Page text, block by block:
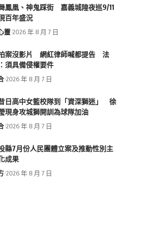
鳳凰、神鬼踩街 嘉義城隍夜巡9/11
百年盛況
靈 2026 年 8 月 7 日
案沒影片 網紅律師喊都提告 法
須具備侵權要件
2026 年 8 月 7 日
日高中女籃校隊到「資深獅迷」 徐
現身攻城獅開訓為球隊加油
2026 年 8 月 7 日
縣7月份人民團體立案及推動性別主
成果
2026 年 8 月 7 日